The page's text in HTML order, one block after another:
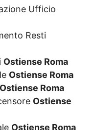
Ufficio
Resti
Ostiense Roma
Ostiense Roma
Ostiense Roma
Ostiense
Ostiense Roma